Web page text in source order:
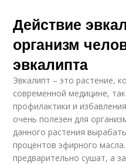
Действие
организм
эвкалипта
Эвкалипт – это растение,
современной медицине,
профилактики и
очень полезен для
данного растения
процентов эфирного
предварительно сушат, а